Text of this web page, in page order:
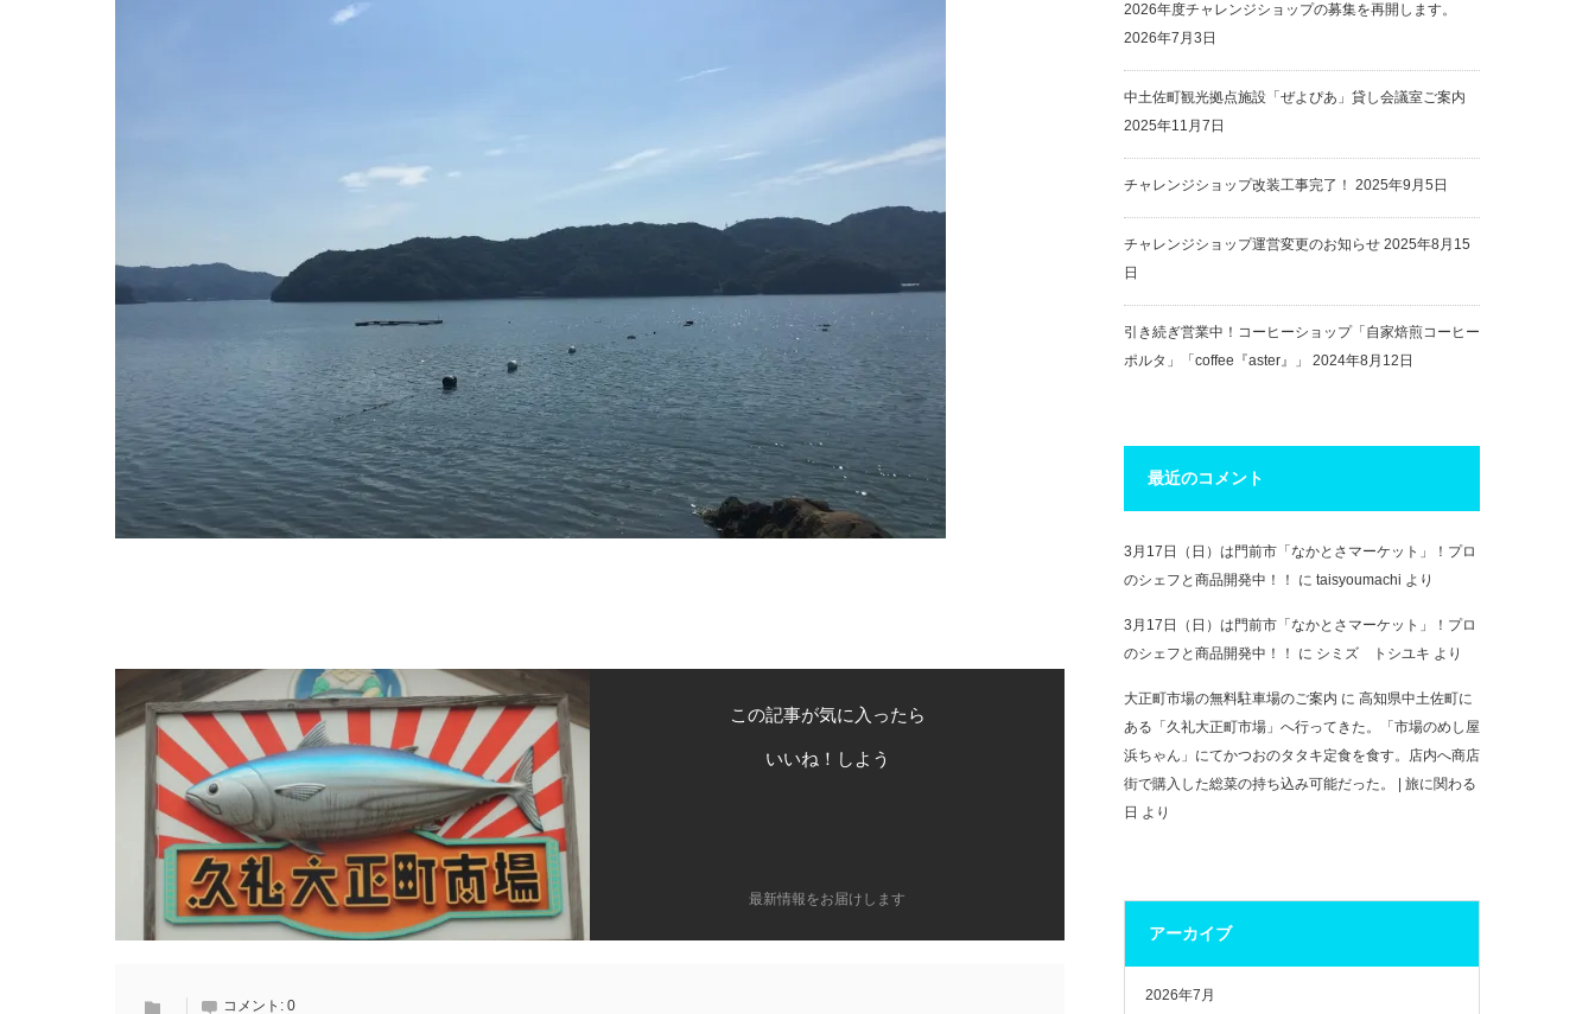
この記事が気に入ったら
いいね！しよう
最新情報をお届けします
コメント: 0
2026年度チャレンジショップの募集を再開します。
2026年7月3日
中土佐町観光拠点施設「ぜよぴあ」貸し会議室ご案内
2025年11月7日
チャレンジショップ改装工事完了！ 2025年9月5日
チャレンジショップ運営変更のお知らせ 2025年8月15
日
引き続ぎ営業中！コーヒーショップ「自家焙煎コーヒー
ポルタ」「coffee『aster』」
2024年8月12日
最近のコメント
3月17日（日）は門前市「なかとさマーケット」！プロ
のシェフと商品開発中！！
に taisyoumachi より
3月17日（日）は門前市「なかとさマーケット」！プロ
のシェフと商品開発中！！
に シミズ トシユキ より
大正町市場の無料駐車場のご案内 に 高知県中土佐町に
ある「久礼大正町市場」へ行ってきた。「市場のめし屋
浜ちゃん」にてかつおのタタキ定食を食す。店内へ商店
街で購入した総菜の持ち込み可能だった。 | 旅に関わる
日 より
アーカイブ
2026年7月